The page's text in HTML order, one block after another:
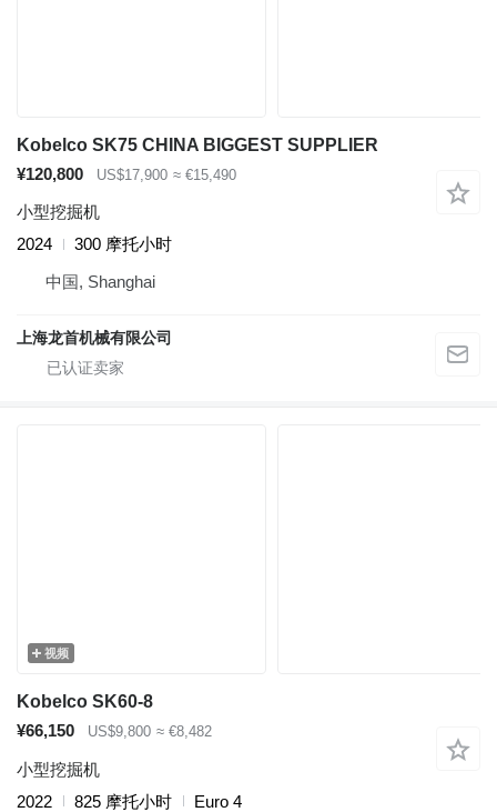
Kobelco SK75 CHINA BIGGEST SUPPLIER
¥120,800
US$17,900 ≈ €15,490
小型挖掘机
2024
300 摩托小时
中国, Shanghai
上海龙首机械有限公司
视频
Kobelco SK60-8
¥66,150
US$9,800 ≈ €8,482
小型挖掘机
2022
825 摩托小时
Euro 4